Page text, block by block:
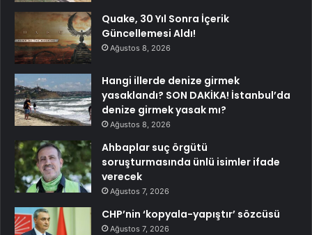
Quake, 30 Yıl Sonra İçerik
Güncellemesi Aldı!
Ağustos 8, 2026
Hangi illerde denize girmek
yasaklandı? SON DAKİKA! İstanbul’da
denize girmek yasak mı?
Ağustos 8, 2026
Ahbaplar suç örgütü
soruşturmasında ünlü isimler ifade
verecek
Ağustos 7, 2026
CHP’nin ‘kopyala-yapıştır’ sözcüsü
Ağustos 7, 2026